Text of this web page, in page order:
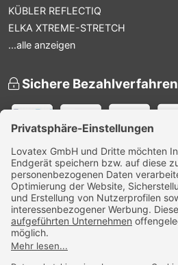
KÜBLER REFLECTIQ
ELKA XTREME-STRETCH
...alle anzeigen
Sichere Bezahlverfahren
Versandpartner
Zertifiziert